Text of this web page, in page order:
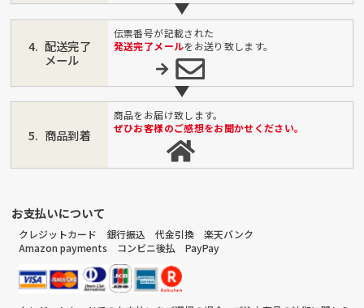
配送完了
メール
伝票番号が記載された
発送完了メールをお送り致します。
商品到着
商品をお届け致します。
ぜひお客様のご感想をお聞かせください。
お支払いについて
クレジットカード 銀行振込 代金引換 楽天バンク
Amazon payments コンビニ後払 PayPay